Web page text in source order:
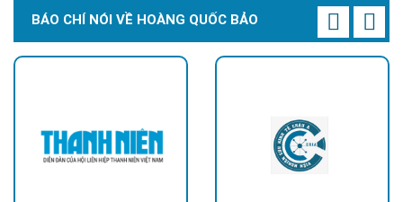
BÁO CHÍ NÓI VỀ HOÀNG QUỐC BẢO